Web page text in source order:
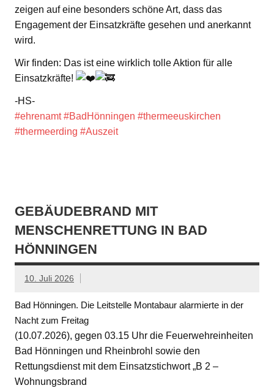
zeigen auf eine besonders schöne Art, dass das
Engagement der Einsatzkräfte gesehen und anerkannt
wird.
Wir finden: Das ist eine wirklich tolle Aktion für alle
Einsatzkräfte!
-HS-
#ehrenamt #BadHönningen #thermeeuskirchen
#thermeerding #Auszeit
GEBÄUDEBRAND MIT
MENSCHENRETTUNG IN BAD
HÖNNINGEN
10. Juli 2026
Bad Hönningen. Die Leitstelle Montabaur alarmierte in der
Nacht zum Freitag
(10.07.2026), gegen 03.15 Uhr die Feuerwehreinheiten
Bad Hönningen und Rheinbrohl sowie den
Rettungsdienst mit dem Einsatzstichwort „B 2 –
Wohnungsbrand